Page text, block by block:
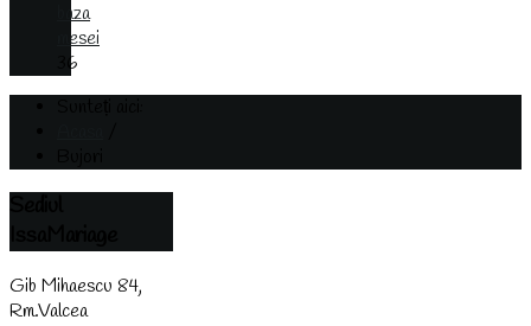
baza
mesei
36
Gib Mihaescu 84,
Rm.Valcea